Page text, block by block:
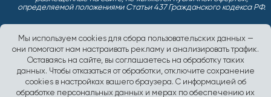
Мы используем cookies для сбора пользовательских данных —
они помогают нам настраивать рекламу и анализировать трафик.
Оставаясь на сайте, вы соглашаетесь на обработку таких
данных. Чтобы отказаться от обработки, отключите сохранение
cookies в настройках вашего браузера. С информацией об
обработке персональных данных и мерах по обеспечению их